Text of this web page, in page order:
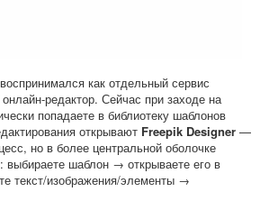
как отдельный сервис
редактор. Сейчас при заходе на
попадаете в библиотеку шаблонов
открывают Freepik Designer —
но в более центральной оболочке
выбираете шаблон → открываете его в
текст/изображения/элементы →